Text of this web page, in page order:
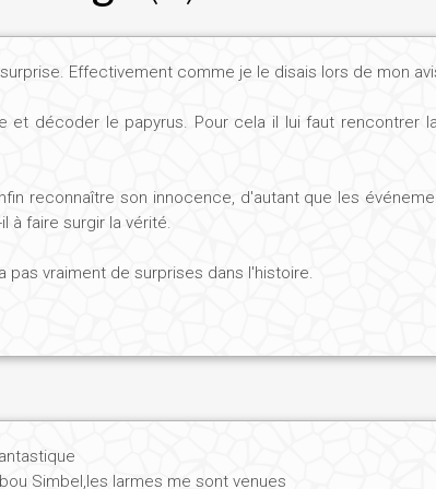
Neit à Saïs, ville du Delta élevée au rang de
loi égyptienne. Elle a donc accès à tous les modes de
comme un sage, qui l'a choisie pour lui
brillante jeune femme semble donc toute tracée,
à l'époque les activités commerciales de
! A Naukratis, ville de commerce et d'affaires, la
tête nue dans la ville. Cette fabuleuse liberté lui fait
coutumes désuètes de ce vieux pays ?
sont bons pour atteindre ses buts.
Effectivement comme je le disais lors de mon
et décoder le papyrus. Pour cela il lui faut rencontrer
reconnaître son innocence, d'autant que les
à faire surgir la vérité.
pas vraiment de surprises dans l'histoire.
Simbel,les larmes me sont venues